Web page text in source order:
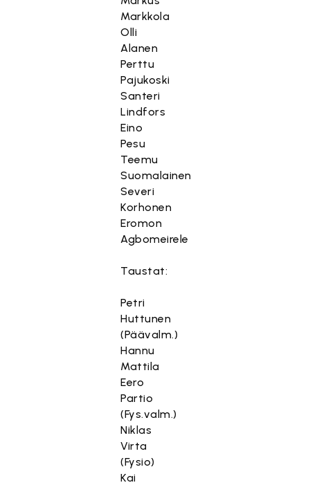
Markkola
Olli
Alanen
Perttu
Pajukoski
Santeri
Lindfors
Eino
Pesu
Teemu
Suomalainen
Severi
Korhonen
Eromon
Agbomeirele
Taustat:
Petri
Huttunen
(Päävalm.)
Hannu
Mattila
Eero
Partio
(Fys.valm.)
Niklas
Virta
(Fysio)
Kai